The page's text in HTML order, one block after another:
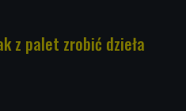
z palet zrobić dzieła